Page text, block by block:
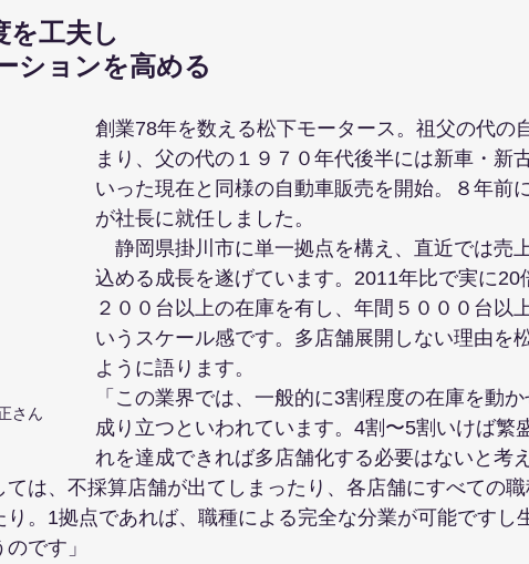
を工夫し
ョンを高める
さん
創業78年を数える松下モータース。祖父の代の
まり、父の代の１９７０年代後半には新車・新
いった現在と同様の自動車販売を開始。８年前
が社長に就任しました。
静岡県掛川市に単一拠点を構え、直近では売
込める成長を遂げています。2011年比で実に20
２００台以上の在庫を有し、年間５０００台以
いうスケール感です。多店舗展開しない理由を
ように語ります。
「この業界では、一般的に3割程度の在庫を動
成り立つといわれています。4割〜5割いけば繁
れを達成できれば多店舗化する必要はないと考
ては、不採算店舗が出てしまったり、各店舗にすべての
り。1拠点であれば、職種による完全な分業が可能ですし
です」